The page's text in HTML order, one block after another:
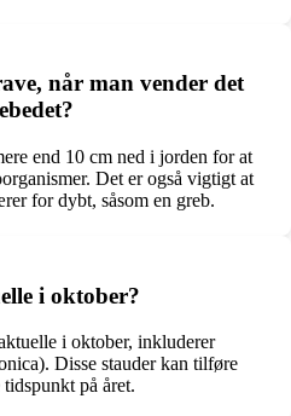
når man vender det
end 10 cm ned i jorden for at
Det er også vigtigt at
for dybt, såsom en greb.
i oktober?
i oktober, inkluderer
Disse stauder kan tilføre
på året.